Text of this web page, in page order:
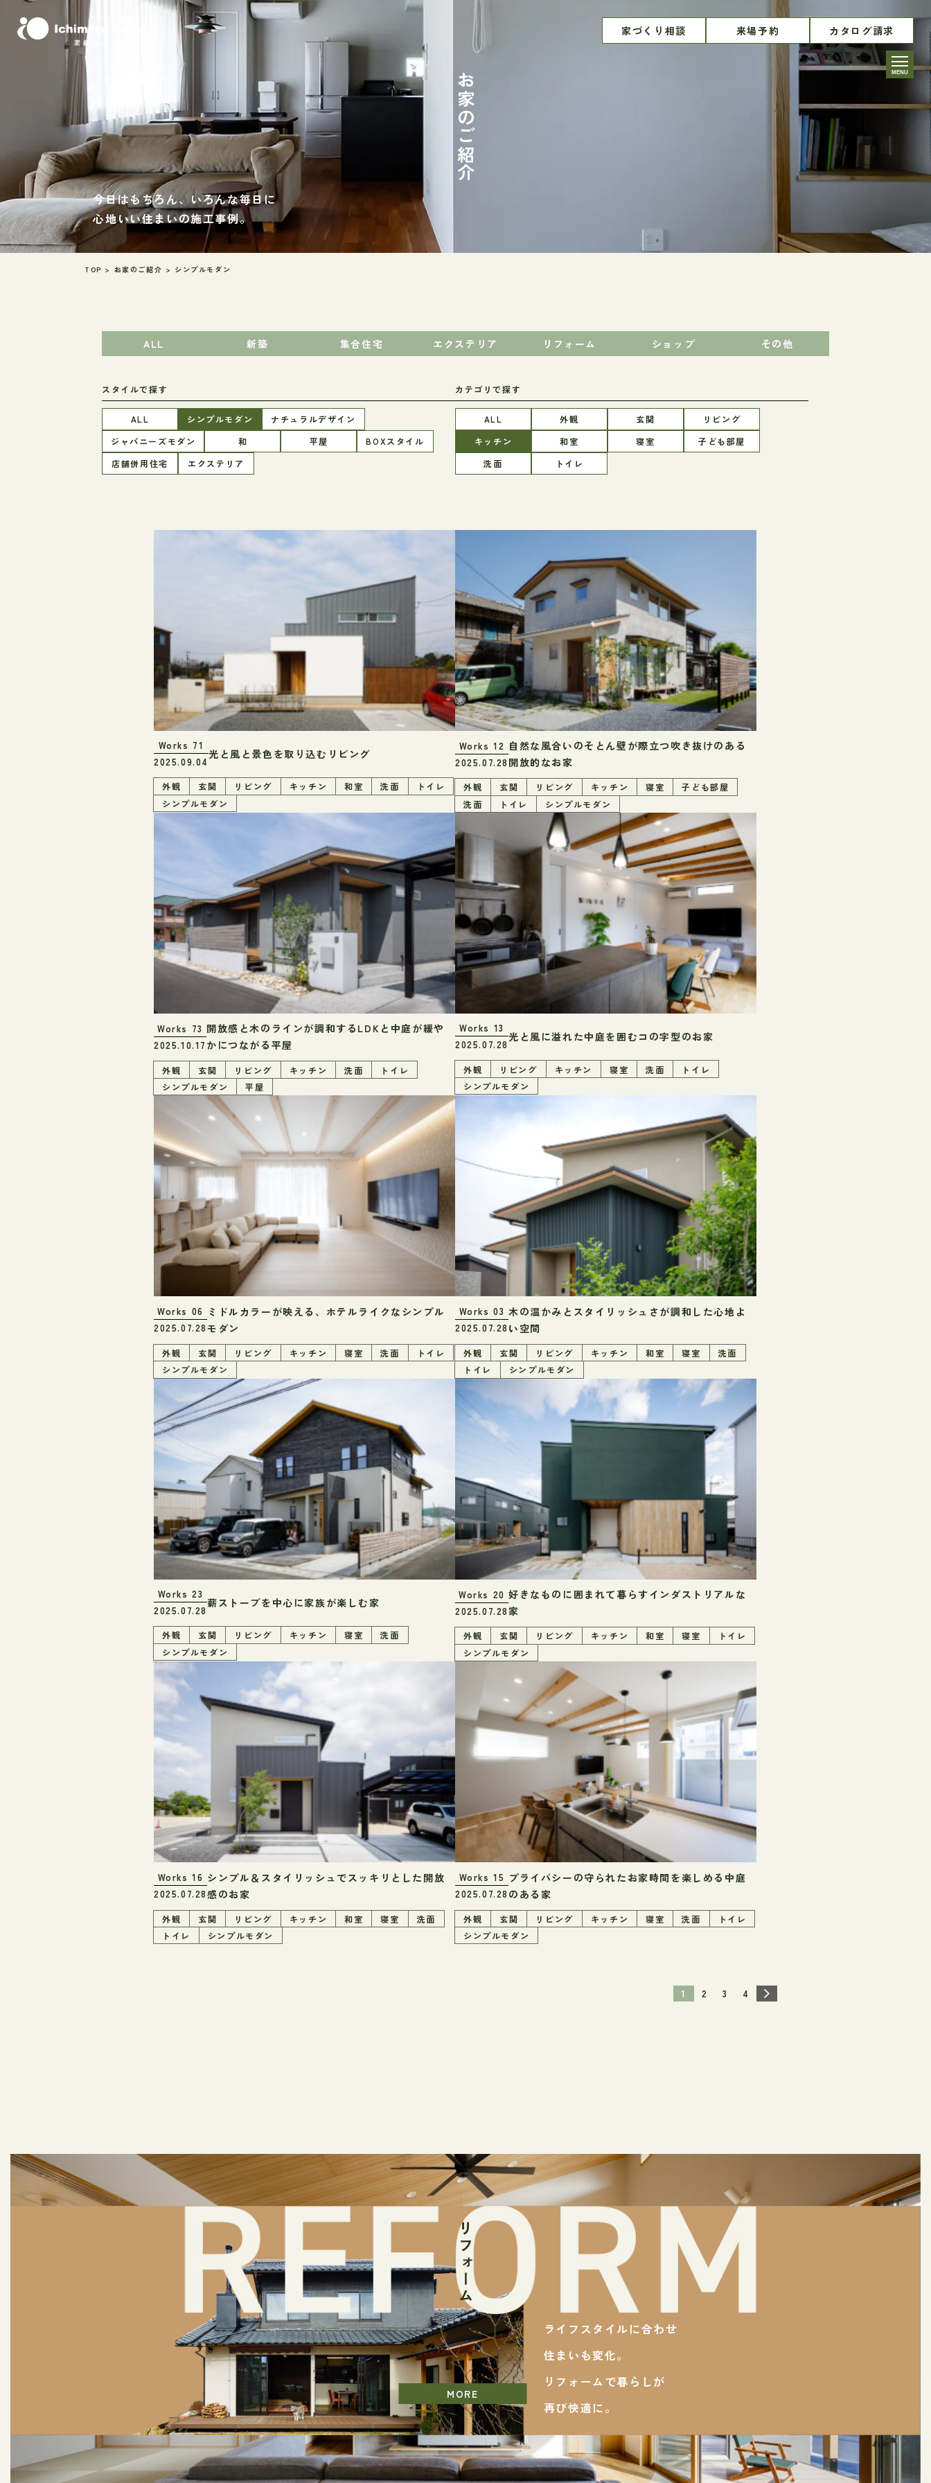
家づくり相談 来場予約 カタログ請求
MENU
お家のご紹介
今日はもちろん、いろんな毎日に
心地いい住まいの施工事例。
TOP > お家のご紹介 > シンプルモダン
ALL 新築 集合住宅 エクステリア リフォーム ショップ その他
スタイルで探す
ALL シンプルモダン
ナチュラルデザイン
ジャパニーズモダン
和 平屋
BOXスタイル
店舗併用住宅
エクステリア
カテゴリで探す
ALL 外観 玄関
リビング
キッチン
和室 寝室
子ども部屋
洗面
トイレ
Works 71
2025.09.04
光と風と景色を取り込むリビング
外観 玄関 リビング キッチン 和室 洗面
トイレ
シンプルモダン
Works12
2025.07.28
自然な風合いのそとん壁が際立つ吹き抜けのある
開放的なお家
外観 玄関 リビング キッチン 寝室
子ども部屋
洗面
トイレ シンプルモダン
Works 73
2025.10.17
開放感と木のラインが調和するLDKと中庭が緩や
かにつながる平屋
外観 玄関 リビング キッチン 洗面
トイレ
シンプルモダン
平屋
Works 13
2025.07.28
光と風に溢れた中庭を囲むコの字型のお家
外観 リビング キッチン 寝室 洗面
トイレ
シンプルモダン
Works 06
2025.07.28
ミドルカラーが映える、ホテルライクなシンプル
モダン
外観 玄関 リビング キッチン 寝室 洗面
トイレ
シンプルモダン
Works03
2025.07.28
木の温かみとスタイリッシュさが調和した心地よ
い空間
外観 玄関 リビング キッチン 和室 寝室
洗面
トイレ
シンプルモダン
Works23
2025.07.28
薪ストーブを中心に家族が楽しむ家
外観 玄関 リビング キッチン 寝室
洗面
シンプルモダン
Works 20
2025.07.28
好きなものに囲まれて暮らすインダストリアルな
家
外観 玄関 リビング キッチン 和室 寝室
トイレ
シンプルモダン
Works16
2025.07.28
シンプル＆スタイリッシュでスッキリとした開放
感のお家
外観 玄関 リビング キッチン 和室 寝室
洗面
トイレ
シンプルモダン
Works15
2025.07.28
プライバシーの守られたお家時間を楽しめる中庭
のある家
外観 玄関 リビング キッチン 寝室 洗面
トイレ
シンプルモダン
1 2 3 4
リフォーム
ライフスタイルに合わせ
住まいも変化。
リフォームで暮らしが
再び快適に。
MORE